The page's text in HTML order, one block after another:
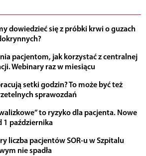
dowiedzieć się z próbki krwi o guzach
pacjentom, jak korzystać z centralnej
Webinary raz w miesiącu
setki godzin? To może być też
sprawozdań
to ryzyko dla pacjenta. Nowe
1 października
liczba pacjentów SOR-u w Szpitalu
nie spadła